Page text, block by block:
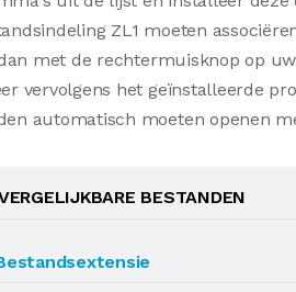
ZL1 moeten
met de rechtermuisknop op
vervolgens het geïnstalleerde
automatisch moeten openen
BESTANDEN